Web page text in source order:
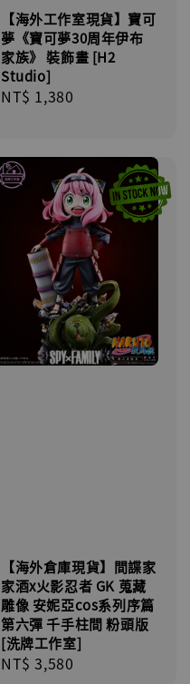
【海外工作室現貨】寶可
夢《寶可夢30周年伊布
家族》 裝飾畫 [H2
Studio]
Regular
NT$ 1,380
【海外倉庫現貨】間諜家
家酒x火影忍者 GK 蒐藏
雕像 安妮亞cos系列序篇
第六彈 千手柱間 粉頭版
[洗牌工作室]
Regular
NT$ 3,580